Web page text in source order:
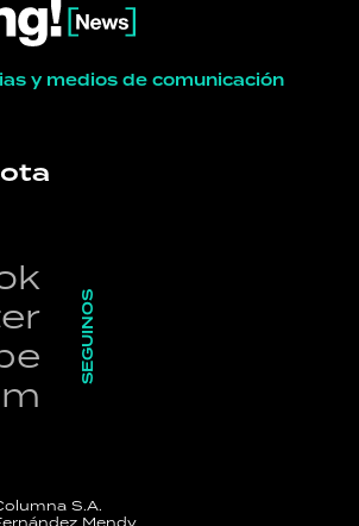
y medios de comunicación
SEGUINOS
S.A.
Mendy